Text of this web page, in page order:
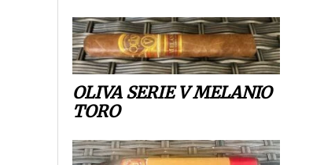
OLIVA SERIE V MELANIO
TORO